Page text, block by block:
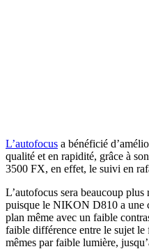
L’autofocus a bénéficié
qualité et en rapidité, grâce à
3500 FX, en effet, le suivi en
L’autofocus sera beaucoup
puisque le NIKON D810 a une
plan même avec un faible
faible différence entre le sujet le
mêmes par faible lumière,